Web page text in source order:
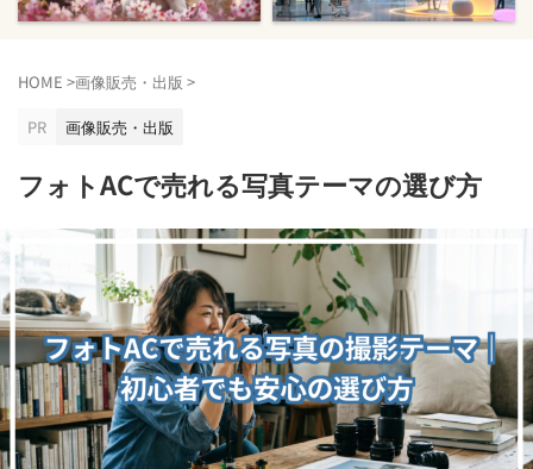
HOME >画像販売・出版 >
PR
画像販売・出版
フォトACで売れる写真テーマの選び方